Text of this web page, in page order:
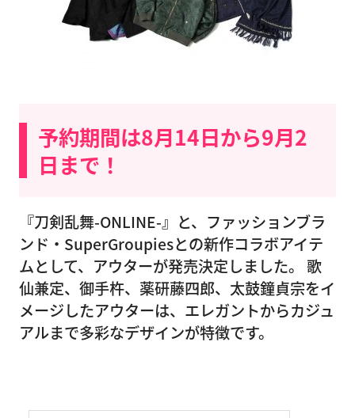
予約期間は8月14日から9月2
日まで！
『刀剣乱舞-ONLINE-』と、ファッションブラ
ンド・SuperGroupiesとの新作コラボアイテ
ムとして、アウターが発売決定しました。 歌
仙兼定、御手杵、薬研藤四郎、太鼓鐘貞宗をイ
メージしたアウターは、エレガントからカジュ
アルまで多彩なデザインが特徴です。